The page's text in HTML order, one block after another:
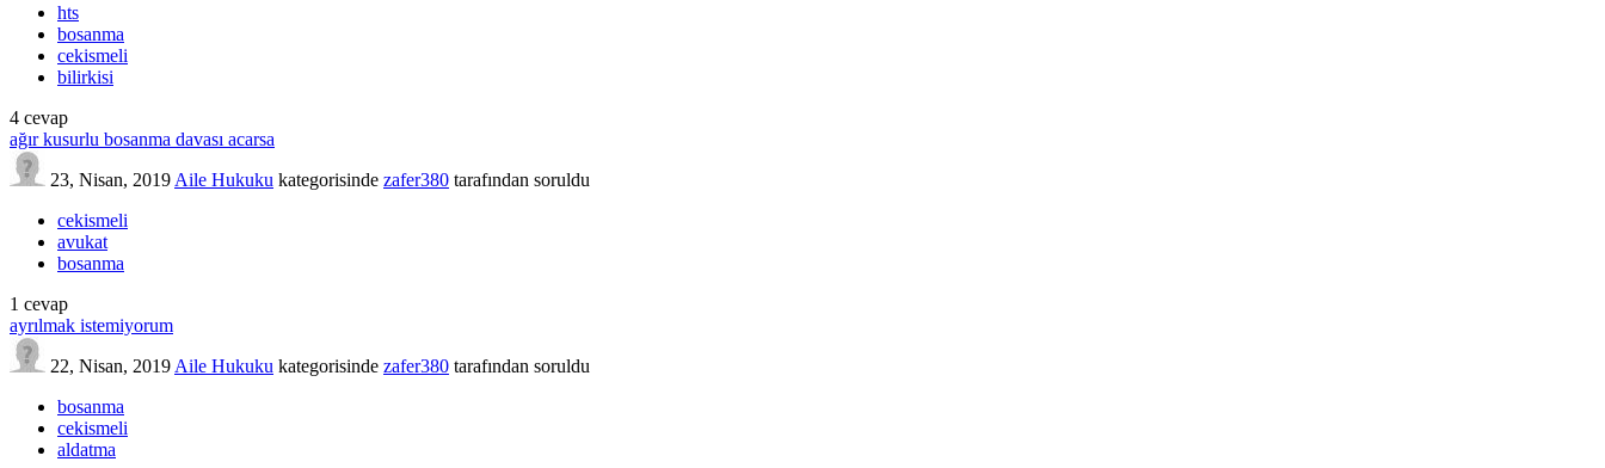
hts
bosanma
cekismeli
bilirkisi
4 cevap
ağır kusurlu bosanma davası acarsa
23, Nisan, 2019 Aile Hukuku kategorisinde zafer380 tarafından soruldu
cekismeli
avukat
bosanma
1 cevap
ayrılmak istemiyorum
22, Nisan, 2019 Aile Hukuku kategorisinde zafer380 tarafından soruldu
bosanma
cekismeli
aldatma